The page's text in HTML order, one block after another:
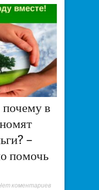
в
–
помочь
коментариев